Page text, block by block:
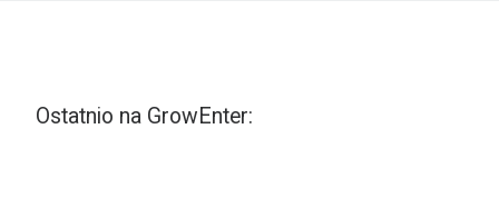
Ostatnio na GrowEnter: